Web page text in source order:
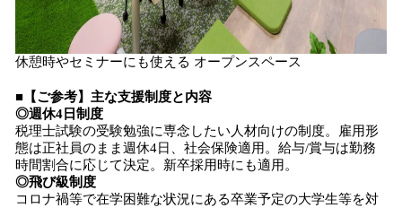
休憩時やセミナーにも使える オープンスペース
■【ご参考】主な支援制度と内容
◎週休4日制度
税理士試験の受験勉強に専念したい人材向けの制度。雇用形
態は正社員のまま週休4日、社会保険適用。給与/賞与は勤務
時間割合に応じて決定。新卒採用時にも適用。
◎飛び級制度
コロナ禍等で在学困難な状況にある卒業予定の大学生等を対